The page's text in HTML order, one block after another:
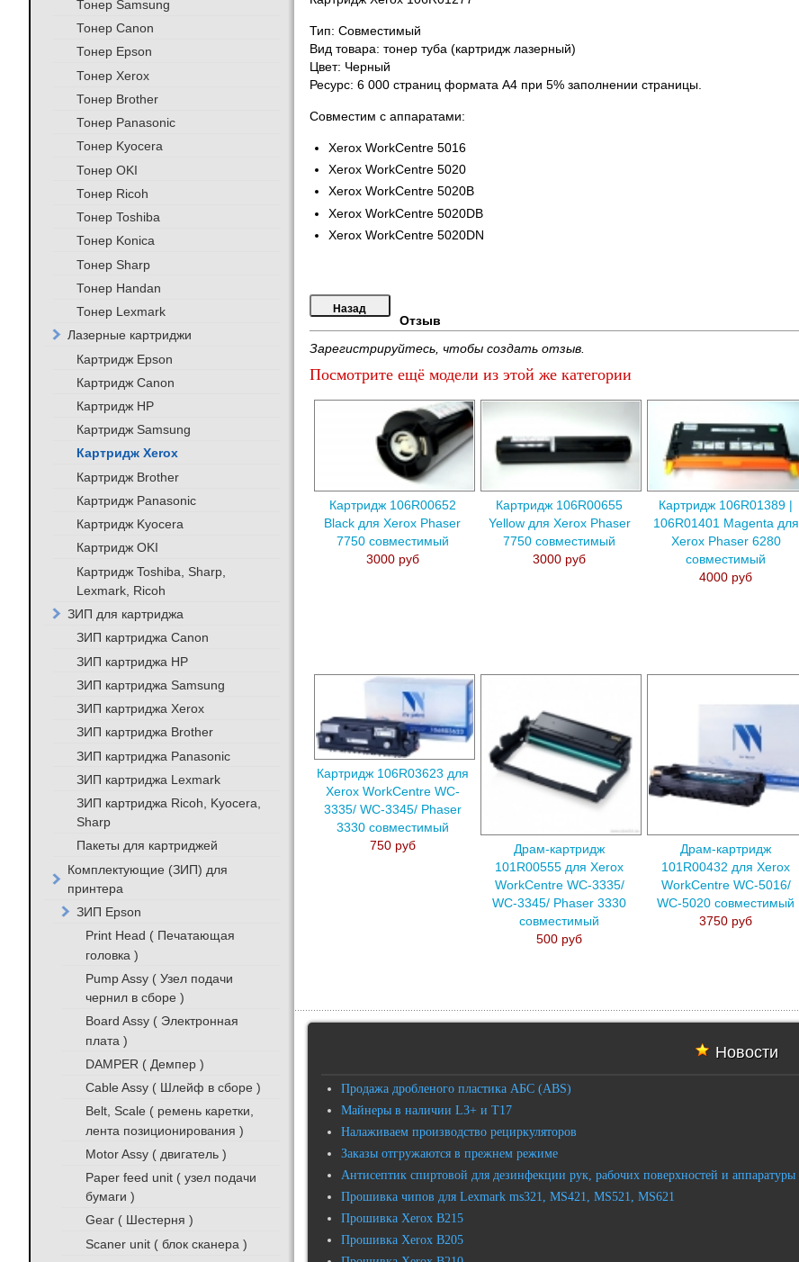
Тип: Совместимый
Вид товара: тонер туба (картридж лазерный)
Цвет: Черный
Ресурс: 6 000 страниц формата А4 при 5% заполнении страницы.
Совместим с аппаратами:
Xerox WorkCentre 5016
Xerox WorkCentre 5020
Xerox WorkCentre 5020B
Xerox WorkCentre 5020DB
Xerox WorkCentre 5020DN
Отзыв
Зарегистрируйтесь, чтобы создать отзыв.
Посмотрите ещё модели из этой же категории
Картридж 106R00652
Black для Xerox Phaser
7750 совместимый
3000 руб
Картридж 106R00655
Yellow для Xerox Phaser
7750 совместимый
3000 руб
Картридж 106R01389 |
106R01401 Magenta для
Xerox Phaser 6280
совместимый
4000 руб
Картридж 106R03623 для
Xerox WorkCentre WC-
3335/ WC-3345/ Phaser
3330 совместимый
750 руб
Драм-картридж
101R00555 для Xerox
WorkCentre WC-3335/
WC-3345/ Phaser 3330
совместимый
500 руб
Драм-картридж
101R00432 для Xerox
WorkCentre WC-5016/
WC-5020 совместимый
3750 руб
Новости
Продажа дробленого пластика АБС (ABS)
Майнеры в наличии L3+ и T17
Налаживаем производство рециркуляторов
Заказы отгружаются в прежнем режиме
Антисептик спиртовой для дезинфекции рук, рабочих поверхностей и аппаратуры
Прошивка чипов для Lexmark ms321, MS421, MS521, MS621
Прошивка Xerox B215
Прошивка Xerox B205
Тонер Samsung
Тонер Canon
Тонер Epson
Тонер Xerox
Тонер Brother
Тонер Panasonic
Тонер Kyocera
Тонер OKI
Тонер Ricoh
Тонер Toshiba
Тонер Konica
Тонер Sharp
Тонер Handan
Тонер Lexmark
Лазерные картриджи
Картридж Epson
Картридж Canon
Картридж HP
Картридж Samsung
Картридж Xerox
Картридж Brother
Картридж Panasonic
Картридж Kyocera
Картридж OKI
Картридж Toshiba, Sharp,
Lexmark, Ricoh
ЗИП для картриджа
ЗИП картриджа Canon
ЗИП картриджа HP
ЗИП картриджа Samsung
ЗИП картриджа Xerox
ЗИП картриджа Brother
ЗИП картриджа Panasonic
ЗИП картриджа Lexmark
ЗИП картриджа Ricoh, Kyocera,
Sharp
Пакеты для картриджей
Комплектующие (ЗИП) для
принтера
ЗИП Epson
Print Head ( Печатающая
головка )
Pump Assy ( Узел подачи
чернил в сборе )
Board Assy ( Электронная
плата )
DAMPER ( Демпер )
Cable Assy ( Шлейф в сборе )
Belt, Scale ( ремень каретки,
лента позиционирования )
Motor Assy ( двигатель )
Paper feed unit ( узел подачи
бумаги )
Gear ( Шестерня )
Scaner unit ( блок сканера )